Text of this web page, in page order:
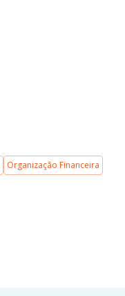
Organização Financeira